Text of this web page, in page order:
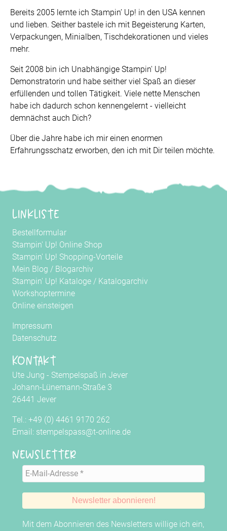
Bereits 2005 lernte ich Stampin’ Up! in den USA kennen
und lieben. Seither bastele ich mit Begeisterung Karten,
Verpackungen, Minialben, Tischdekorationen und vieles
mehr.
Seit 2008 bin ich Unabhängige Stampin' Up!
Demonstratorin und habe seither viel Spaß an dieser
erfüllenden und tollen Tätigkeit. Viele nette Menschen
habe ich dadurch schon kennengelernt - vielleicht
demnächst auch Dich?
Über die Jahre habe ich mir einen enormen
Erfahrungsschatz erworben, den ich mit Dir teilen möchte.
Linkliste
Bestellformular
Stampin' Up! Online Shop
Stampin' Up! Shopping-Vorteile
Mein Blog / Blogarchiv
Stampin' Up! Kataloge / Katalogarchiv
Workshoptermine
Online einsteigen
Impressum
Datenschutz
Kontakt
Ute Jung - Stempelspaß in Jever
Johann-Lünemann-Straße 3
26441 Jever
Tel.: +49 (0) 4461 9170 262
Email: stempelspass@t-online.de
Newsletter
Mit dem Abonnieren des Newsletters willige ich ein,